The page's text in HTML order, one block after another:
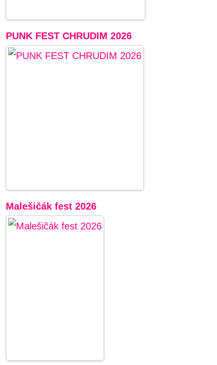
PUNK FEST CHRUDIM 2026
Malešičák fest 2026